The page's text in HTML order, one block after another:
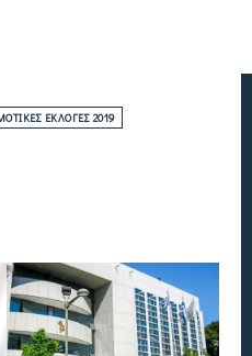
ΕΚΛΟΓΈΣ 2019